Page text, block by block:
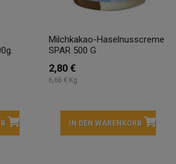
Milchkakao-Haselnusscreme
SPAR 500 G
2,80 €
6,66 € Kg
IN DEN WARENKORB